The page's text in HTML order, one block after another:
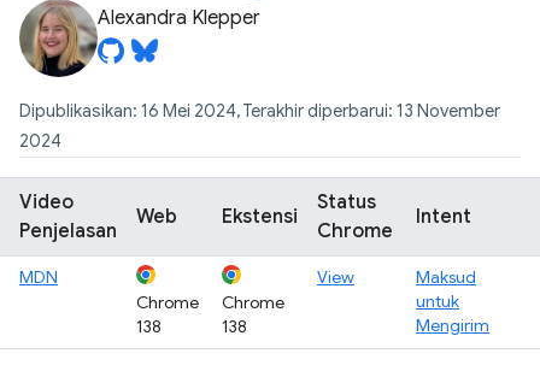
Alexandra Klepper
Dipublikasikan: 16 Mei 2024, Terakhir diperbarui: 13 November
2024
Video
Penjelasan
Web Ekstensi
Status
Chrome
Intent
MDN
Chrome
138
Chrome
138
View
Maksud
untuk
Mengirim